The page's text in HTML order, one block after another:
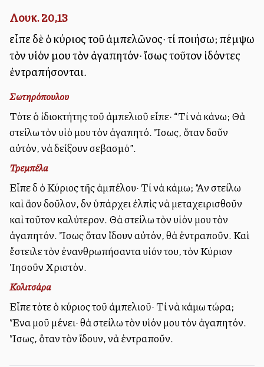
Λουκ. 20,13
εἶπε δὲ ὁ κύριος τοῦ ἀμπελῶνος· τί ποιήσω; πέμψω
τὸν υἱόν μου τὸν ἀγαπητόν· ἴσως τοῦτον ἰδόντες
ἐντραπήσονται.
Σωτηρόπουλου
Τότε ὁ ἰδιοκτήτης τοῦ ἀμπελιοῦ εἶπε· “Τί νὰ κάνω; Θὰ
στείλω τὸν υἱό μου τὸν ἀγαπητό. Ἴσως, ὅταν δοῦν
αὐτόν, νὰ δείξουν σεβασμό”.
Τρεμπέλα
Εἶπε δὲ ὁ Κύριος τῆς ἀμπέλου· Τί νὰ κάμω; Ἂν στείλω
καὶ ἄλλον δοῦλον, δὲν ὑπάρχει ἐλπὶς νὰ μεταχειρισθοῦν
καὶ τοῦτον καλύτερον. Θὰ στείλω τὸν υἱόν μου τὸν
ἀγαπητόν. Ἴσως ὅταν ἴδουν αὐτόν, θὰ ἐντραποῦν. Καὶ
ἔστειλε τὸν ἐνανθρωπήσαντα υἱόν του, τὸν Κύριον
Ἰησοῦν Χριστόν.
Κολιτσάρα
Εἶπε τότε ὁ κύριος τοῦ ἀμπελιοῦ· Τί νὰ κάμω τώρα;
Ἕνα μοῦ μένει· θὰ στείλω τὸν υἱόν μου τὸν ἀγαπητόν.
Ἴσως, ὅταν τὸν ἴδουν, νὰ ἐντραποῦν.